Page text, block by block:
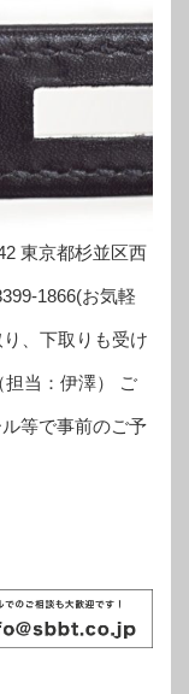
東京都杉並区西
1866(お気軽
、下取りも受け
担当：伊澤） ご
等で事前のご予